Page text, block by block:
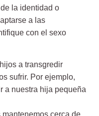
la identidad o
a las
con el sexo
a transgredir
sufrir. Por ejemplo,
a nuestra hija pequeña